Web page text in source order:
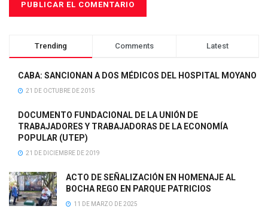
Trending Comments Latest
CABA: SANCIONAN A DOS MÉDICOS DEL HOSPITAL MOYANO
21 DE OCTUBRE DE 2015
DOCUMENTO FUNDACIONAL DE LA UNIÓN DE
TRABAJADORES Y TRABAJADORAS DE LA ECONOMÍA
POPULAR (UTEP)
21 DE DICIEMBRE DE 2019
ACTO DE SEÑALIZACIÓN EN HOMENAJE AL
BOCHA REGO EN PARQUE PATRICIOS
11 DE MARZO DE 2025